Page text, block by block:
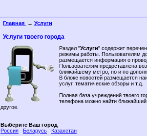
Главная → Услуги
Услуги твоего города
Раздел "Услуги" содержит
режимы работы. Пользователям
размещается информация о
Пользователям предоставлена
ближайшему метро, но и по
В блоке новостей размещается
услуг, тематические обзоры и т.д.
Полная база учреждений твоего
телефона можно найти ближайший
другое.
Выберите Ваш город
Россия
Беларусь
Казахстан